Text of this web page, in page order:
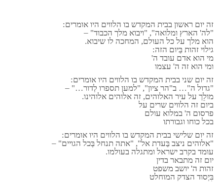
זה יום ראשון בבית המקדש בו הלווים היו אומרים:
"לה' הארץ ומלואה", "ויבוא מלך הכבוד" –
הוא מלך על כל העולם, המחכה לו שיבוא.
גילוי זהות בַּיום הזה:
מי הוא אדם עובד ה'
ומי הוא זה ה' עצמו
זה יום שני בבית המקדש בו הלווים היו אומרים:
"גדול ה"… ב"הר ציון", "למען תספרו לְדור…" –
מולֵך על עיר האלוהים, זה אלוהים אלוהינו.
ביום זה הלווים שרים על
פרסום ה' במלוא עולם
בכל כוחו וגבורתו
זה יום שלישי בבית המקדש בו הלווים היו אומרים:
"אלוהים ניצב בַּעדת אל", "אתה תנחל בְּכל הגויים" –
עומד בקרב ישראל ומתגלה בעולמו.
יום זה מתבאר בדין
זהות ה' יושב משפט
בִּיְסוד הצדק המוחלט